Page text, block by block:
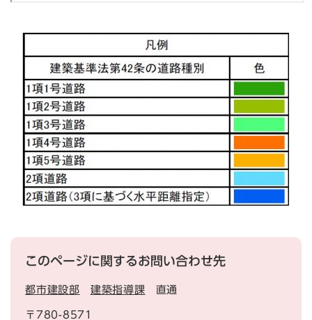
このページに関するお問い合わせ先
都市建設部 建築指導課 直通
〒780-8571